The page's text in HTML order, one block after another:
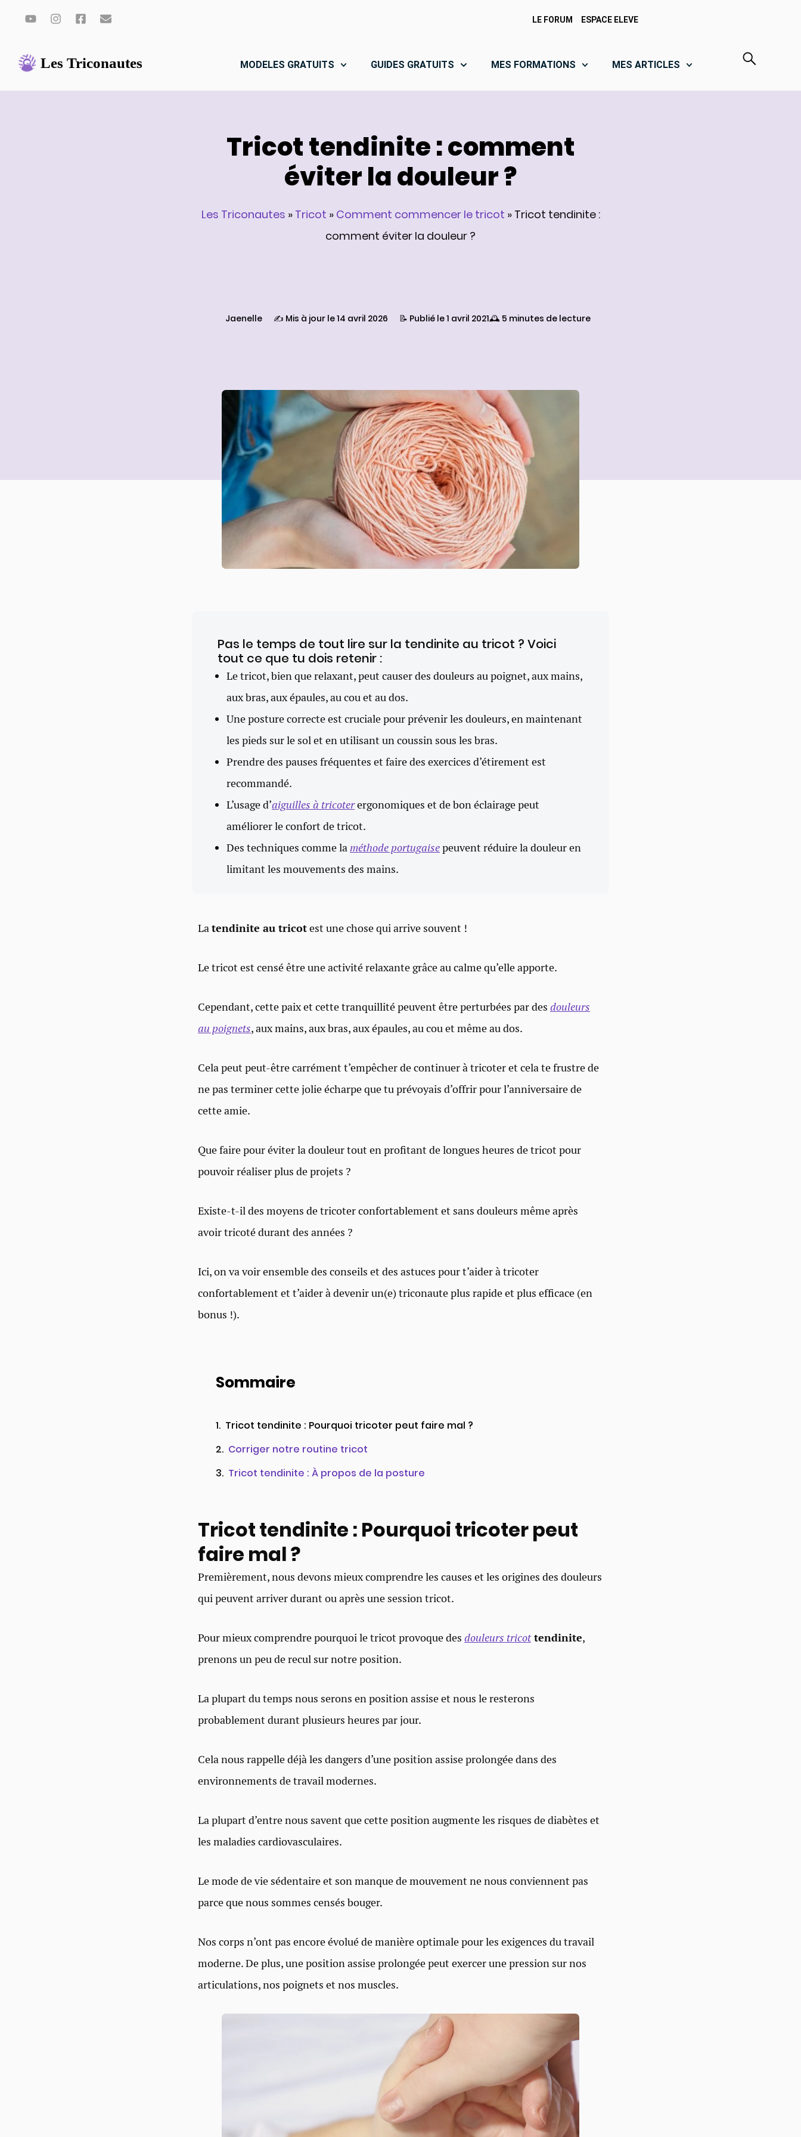
au
LE FORUM ESPACE ELEVE
MODELES GRATUITS GUIDES GRATUITS MES FORMATIONS MES ARTICLES
Tricot tendinite : comment
éviter la douleur ?
Les Triconautes » Tricot » Comment commencer le tricot » Tricot tendinite :
comment éviter la douleur ?
Jaenelle ✍️ Mis à jour le 14 avril 2026 📝 Publié le 1 avril 2021🕰️ 5 minutes de lecture
Pas le temps de tout lire sur la tendinite au tricot ? Voici
tout ce que tu dois retenir :
Le tricot, bien que relaxant, peut causer des douleurs au poignet, aux mains,
aux bras, aux épaules, au cou et au dos.
Une posture correcte est cruciale pour prévenir les douleurs, en maintenant
les pieds sur le sol et en utilisant un coussin sous les bras.
Prendre des pauses fréquentes et faire des exercices d’étirement est
recommandé.
L’usage d’aiguilles à tricoterergonomiques et de bon éclairage peut
améliorer le confort de tricot.
Des techniques comme la méthode portugaisepeuvent réduire la douleur en
limitant les mouvements des mains.
Latendinite au tricotest une chose qui arrive souvent !
Le tricot est censé être une activité relaxante grâce au calme qu’elle apporte.
Cependant, cette paix et cette tranquillité peuvent être perturbées par des douleurs
au poignets, aux mains, aux bras, aux épaules, au cou et même au dos.
Cela peut peut-être carrément t’empêcher de continuer à tricoter et cela te frustre de
ne pas terminer cette jolie écharpe que tu prévoyais d’offrir pour l’anniversaire de
cette amie.
Que faire pour éviter la douleur tout en profitant de longues heures de tricot pour
pouvoir réaliser plus de projets ?
Existe-t-il des moyens de tricoter confortablement et sans douleurs même après
avoir tricoté durant des années ?
Ici, on va voir ensemble des conseils et des astuces pour t’aider à tricoter
confortablement et t’aider à devenir un(e) triconaute plus rapide et plus efficace (en
bonus !).
Sommaire
Tricot tendinite : Pourquoi tricoter peut faire mal ?
Corriger notre routine tricot
Tricot tendinite : À propos de la posture
Tricot tendinite : Pourquoi tricoter peut
faire mal ?
Premièrement, nous devons mieux comprendre les causes et les origines des douleurs
qui peuvent arriver durant ou après une session tricot.
Pour mieux comprendre pourquoi le tricot provoque des douleurs tricottendinite,
prenons un peu de recul sur notre position.
La plupart du temps nous serons en position assise et nous le resterons
probablement durant plusieurs heures par jour.
Cela nous rappelle déjà les dangers d’une position assise prolongée dans des
environnements de travail modernes.
La plupart d’entre nous savent que cette position augmente les risques de diabètes et
les maladies cardiovasculaires.
Le mode de vie sédentaire et son manque de mouvement ne nous conviennent pas
parce que nous sommes censés bouger.
Nos corps n’ont pas encore évolué de manière optimale pour les exigences du travail
moderne. De plus, une position assise prolongée peut exercer une pression sur nos
articulations, nos poignets et nos muscles.